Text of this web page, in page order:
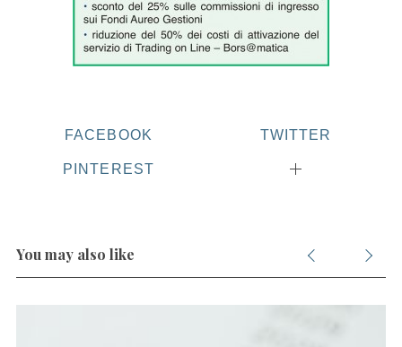
FACEBOOK TWITTER
PINTEREST
You may also like